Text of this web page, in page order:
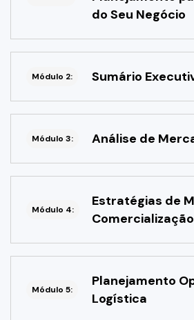
do Seu Negócio
Módulo 2: Sumário
Módulo 3: Análise de
Módulo 4:
Estratégias de
Comercialização
Módulo 5:
Planejamento
Logística